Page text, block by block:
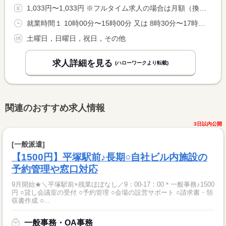
1,033円〜1,033円 ※フルタイム求人の場合は月額（換算額）、パート求人の場合は時間額を表示しています。
土曜日，日曜日，祝日，その他
求人詳細を見る (ハローワークより転載)
関連のおすすめ求人情報
3日以内公開
[一般派遣]
【1500円】平塚駅前♪長期○自社ビル内施設の
予約管理や窓口対応
9月開始★＼平塚駅前×残業ほぼなし／9：00-17：00＊一般事務♪1500
円 ○貸し会議室の受付 ○予約管理 ○会場の設営サポート ○請求書・領
収書作成 ○...
一般事務・OA事務